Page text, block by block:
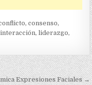
,consenso,
interacción,liderazgo,
Expresiones Faciales →